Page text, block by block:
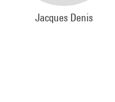
Jacques Denis